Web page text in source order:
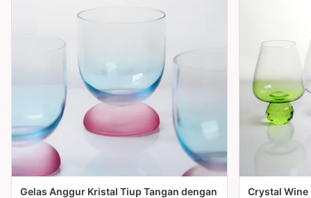
Gelas Anggur Kristal Tiup Tangan dengan
Crystal Wine